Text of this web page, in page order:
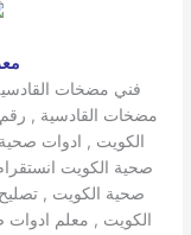
فني مضخات
مضخات القادسية ,
الكويت , ادوات
صحية الكويت
صحية الكويت ,
الكويت , معلم